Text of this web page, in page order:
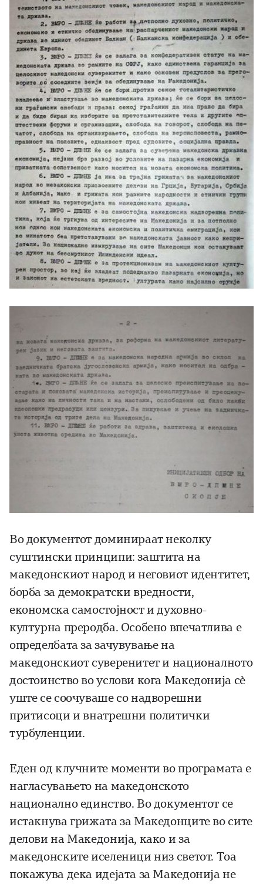
Во документот доминираат неколку
суштински принципи: заштита на
македонскиот народ и неговиот идентитет,
борба за демократски вредности,
економска самостојност и духовно-
културна преродба. Особено впечатлива е
определбата за зачувување на
македонскиот суверенитет и националното
достоинство во услови кога Македонија сè
уште се соочуваше со надворешни
притисоци и внатрешни политички
турбуленции.
Еден од клучните моменти во програмата е
нагласувањето на македонското
национално единство. Во документот се
истакнува грижата за Македонците во сите
делови на Македонија, како и за
македонските иселеници низ светот. Тоа
покажува дека идејата за Македонија не